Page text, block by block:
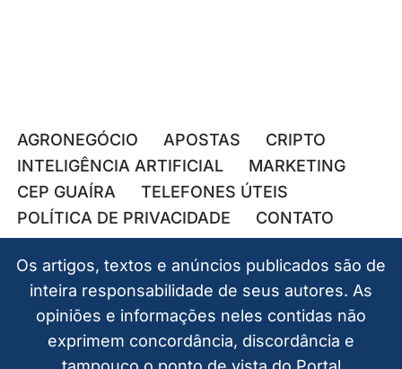
AGRONEGÓCIO APOSTAS
CRIPTO
INTELIGÊNCIA ARTIFICIAL
MARKETING
CEP GUAÍRA
TELEFONES ÚTEIS
POLÍTICA DE PRIVACIDADE
CONTATO
Os artigos, textos e anúncios publicados são de
inteira responsabilidade de seus autores. As
opiniões e informações neles contidas não
exprimem concordância, discordância e